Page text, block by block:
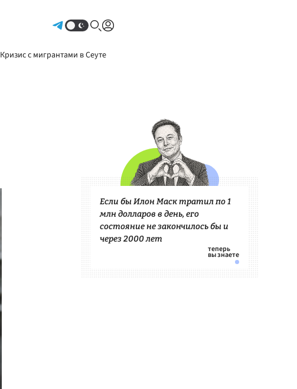
Кризис с мигрантами в Сеуте
Если бы Илон Маск тратил по 1
млн долларов в день, его
состояние не закончилось бы и
через 2000 лет